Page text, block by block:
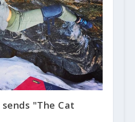
"The Cat